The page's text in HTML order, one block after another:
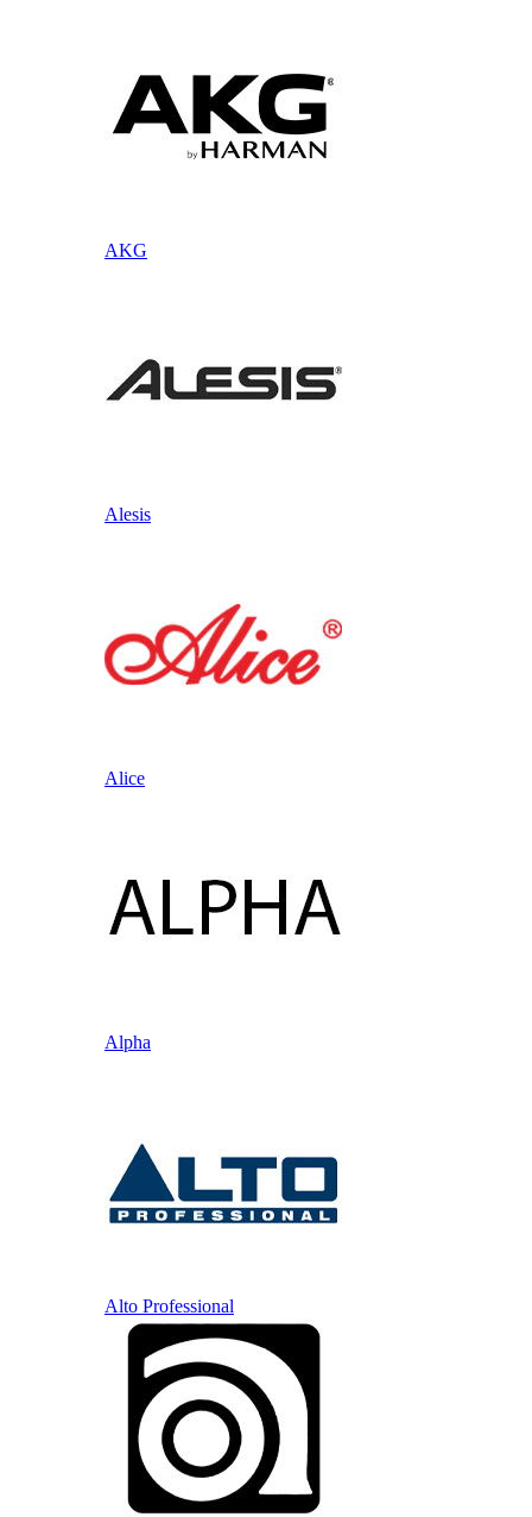
AKG
Alesis
Alice
Alpha
Alto Professional